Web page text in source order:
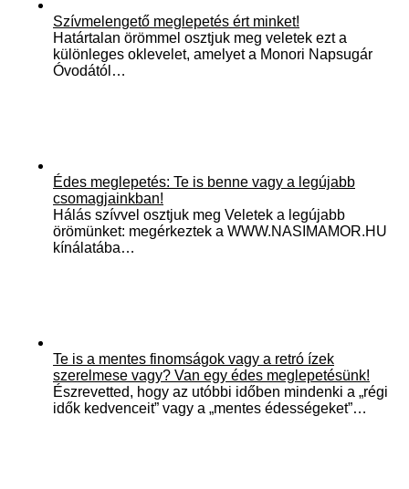
Szívmelengető meglepetés ért minket!
Határtalan örömmel osztjuk meg veletek ezt a
különleges oklevelet, amelyet a Monori Napsugár
Óvodától…
Édes meglepetés: Te is benne vagy a legújabb
csomagjainkban!
Hálás szívvel osztjuk meg Veletek a legújabb
örömünket: megérkeztek a WWW.NASIMAMOR.HU
kínálatába…
Te is a mentes finomságok vagy a retró ízek
szerelmese vagy? Van egy édes meglepetésünk!
Észrevetted, hogy az utóbbi időben mindenki a „régi
idők kedvenceit” vagy a „mentes édességeket”…